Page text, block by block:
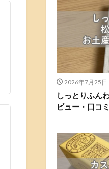
2026年7月25日
しっとりふん
ビュー・口コミ